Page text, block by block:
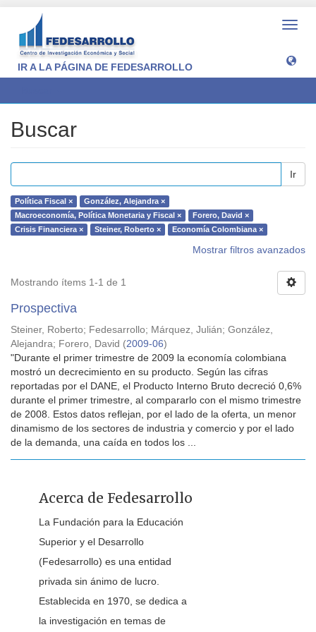
IR A LA PÁGINA DE FEDESARROLLO
Buscar
Ir
Política Fiscal ×
González, Alejandra ×
Macroeconomía, Política Monetaria y Fiscal ×
Forero, David ×
Crisis Financiera ×
Steiner, Roberto × Economía Colombiana ×
Mostrar filtros avanzados
Mostrando ítems 1-1 de 1
Prospectiva
Steiner, Roberto; Fedesarrollo; Márquez, Julián; González,
Alejandra; Forero, David (2009-06)
"Durante el primer trimestre de 2009 la economía colombiana
mostró un decrecimiento en su producto. Según las cifras
reportadas por el DANE, el Producto Interno Bruto decreció 0,6%
durante el primer trimestre, al compararlo con el mismo trimestre
de 2008. Estos datos reflejan, por el lado de la oferta, un menor
dinamismo de los sectores de industria y comercio y por el lado
de la demanda, una caída en todos los ...
Acerca de Fedesarrollo
La Fundación para la Educación
Superior y el Desarrollo
(Fedesarrollo) es una entidad
privada sin ánimo de lucro.
Establecida en 1970, se dedica a
la investigación en temas de